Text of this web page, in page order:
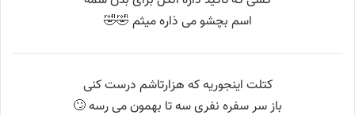
اسم بچشو می ذاره میثم 🤣🤣
کتلت اینجوریه که هزارتاشم درست کنی
باز سر سفره نفری سه تا بهمون می رسه 🙄